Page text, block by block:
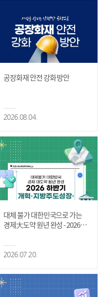
공장화재 안전 강화 방안
2026.08.04.
대체 불가 대한민국으로 가는
경제大도약 원년 완성 - 2026 하
정상화 #2편
2026.07.20.